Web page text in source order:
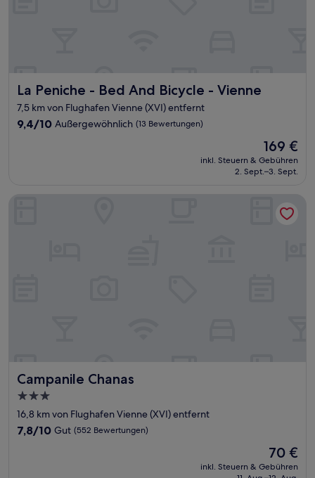
La Peniche - Bed And Bicycle - Vienne
La Peniche - Bed And Bicycle - Vienne
7,5 km von Flughafen Vienne (XVI) entfernt
9.4
9,4/10 Außergewöhnlich (13 Bewertungen)
Der
Preis
beträgt
169 €
inkl. Steuern & Gebühren
2. Sept.–3. Sept.
Campanile Chanas
Campanile Chanas
3.0-
Sterne-
Unterkunft
16,8 km von Flughafen Vienne (XVI) entfernt
7.8
7,8/10 Gut (552 Bewertungen)
Der
Preis
beträgt
70 €
inkl. Steuern & Gebühren